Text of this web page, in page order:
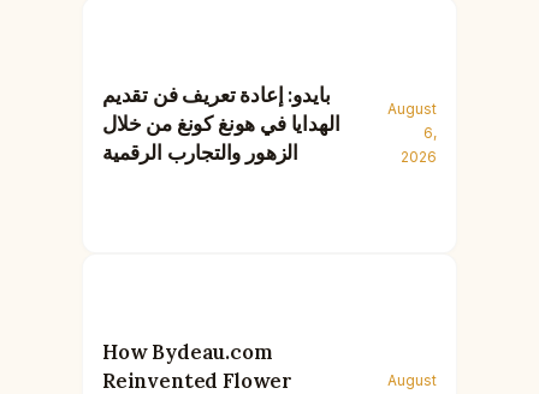
بايدو: إعادة تعريف فن تقديم
الهدايا في هونغ كونغ من خلال
الزهور والتجارب الرقمية
August
6,
2026
How Bydeau.com
Reinvented Flower
August